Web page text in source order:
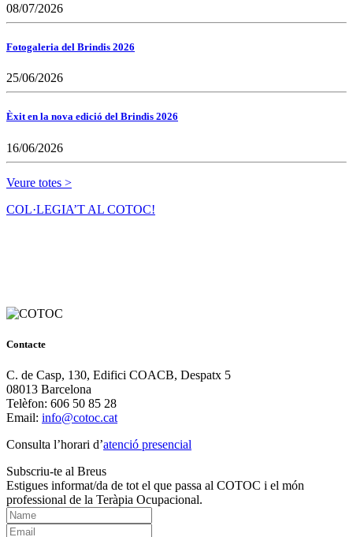
08/07/2026
Fotogaleria del Brindis 2026
25/06/2026
Èxit en la nova edició del Brindis 2026
16/06/2026
Veure totes >
COL·LEGIA’T AL COTOC!
Contacte
C. de Casp, 130, Edifici COACB, Despatx 5
08013 Barcelona
Telèfon: 606 50 85 28
Email: info@cotoc.cat
Consulta l’horari d’atenció presencial
Subscriu-te al Breus
Estigues informat/da de tot el que passa al COTOC i el món
professional de la Teràpia Ocupacional.